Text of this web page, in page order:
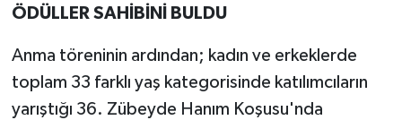
ÖDÜLLER SAHİBİNİ BULDU
Anma töreninin ardından; kadın ve erkeklerde
toplam 33 farklı yaş kategorisinde katılımcıların
yarıştığı 36. Zübeyde Hanım Koşusu'nda